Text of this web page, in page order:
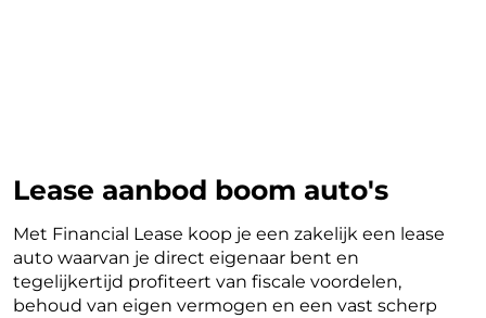
Lease aanbod boom auto's
Met Financial Lease koop je een zakelijk een lease
auto waarvan je direct eigenaar bent en
tegelijkertijd profiteert van fiscale voordelen,
behoud van eigen vermogen en een vast scherp